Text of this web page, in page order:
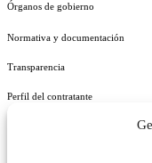
Órganos de gobierno
Normativa y documentación
Transparencia
Perfil del contratante